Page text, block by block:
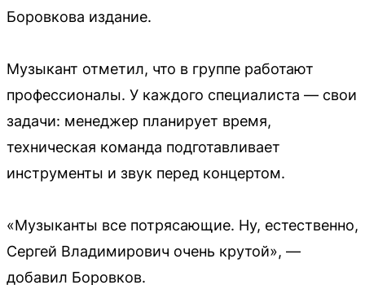
Боровкова издание.
Музыкант отметил, что в группе работают
профессионалы. У каждого специалиста — свои
задачи: менеджер планирует время,
техническая команда подготавливает
инструменты и звук перед концертом.
«Музыканты все потрясающие. Ну, естественно,
Сергей Владимирович очень крутой», —
добавил Боровков.